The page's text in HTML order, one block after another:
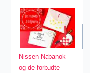
Nissen Nabanok
og de forbudte